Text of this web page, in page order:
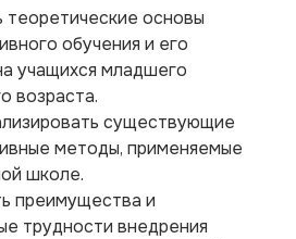
теоретические основы
обучения и его
учащихся младшего
возраста.
существующие
методы, применяемые
школе.
преимущества и
трудности внедрения